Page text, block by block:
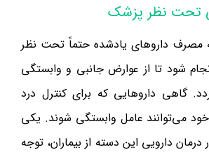
تحت نظر پزشک
مصرف داروهای یادشده حتماً تحت نظر
شود تا از عوارض جانبی و وابستگی
گاهی داروهایی که برای کنترل درد
می‌توانند عامل وابستگی شوند. یکی
دارویی این دسته از بیماران، توجه